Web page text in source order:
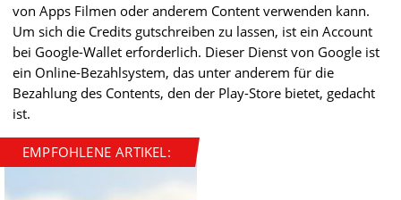
von Apps Filmen oder anderem Content verwenden kann.
Um sich die Credits gutschreiben zu lassen, ist ein Account
bei Google-Wallet erforderlich. Dieser Dienst von Google ist
ein Online-Bezahlsystem, das unter anderem für die
Bezahlung des Contents, den der Play-Store bietet, gedacht
ist.
EMPFOHLENE ARTIKEL: